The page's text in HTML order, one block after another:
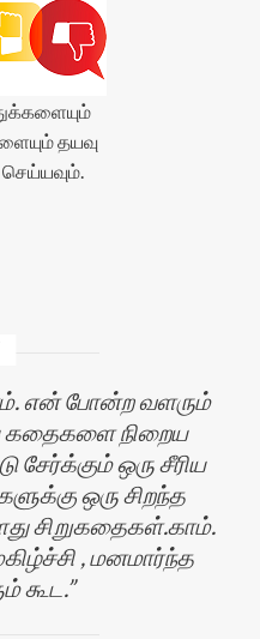
தயவு
செய்யவும்.
என் போன்ற வளரும்
கதைகளை நிறைய
ஒரு சீரிய
ஒரு சிறந்த
சிறுகதைகள்.காம்.
, மனமார்ந்த
கூட.